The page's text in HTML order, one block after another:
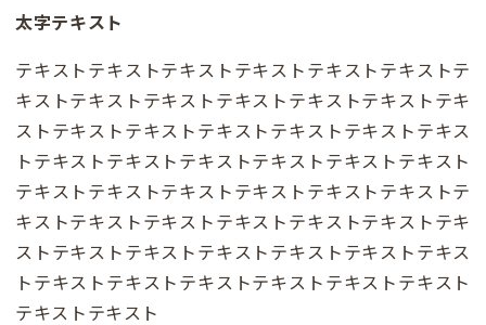
太字テキスト
テキストテキストテキストテキストテキストテキストテ
キストテキストテキストテキストテキストテキストテキ
ストテキストテキストテキストテキストテキストテキス
トテキストテキストテキストテキストテキストテキスト
テキストテキストテキストテキストテキストテキストテ
キストテキストテキストテキストテキストテキストテキ
ストテキストテキストテキストテキストテキストテキス
トテキストテキストテキストテキストテキストテキスト
テキストテキスト